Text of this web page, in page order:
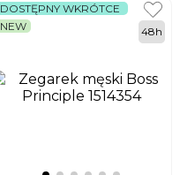
DOSTĘPNY WKRÓTCE
NEW
48h